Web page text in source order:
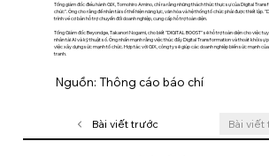
Tổng giám đốc điều hành GIX, Tomohiro Amino, chỉ ra rằng những thách thức thực sự của Digital
chức". Ông cho rằng để nhân tài số thể hiện năng lực, văn hóa và hệ thống tổ chức phải được thiết lập.
trình về cơ bản hỗ trợ chuyển đổi doanh nghiệp, cung cấp hỗ trợ toàn diện.
Tổng Giám đốc Beyondge, Takanori Nogami, cho biết "DIGITAL BOOST" sẽ hỗ trợ toàn diện cho việc
nhân tài AI và kỹ thuật số. Ông nhấn mạnh rằng việc thúc đẩy Digital Transformation và thoát khỏi sự
việc xây dựng sức mạnh tổ chức. Hợp tác với GIX, công ty sẽ giúp các doanh nghiệp biến sức mạnh
tranh.
Nguồn: Thông cáo báo chí
Bài viết trước Bài